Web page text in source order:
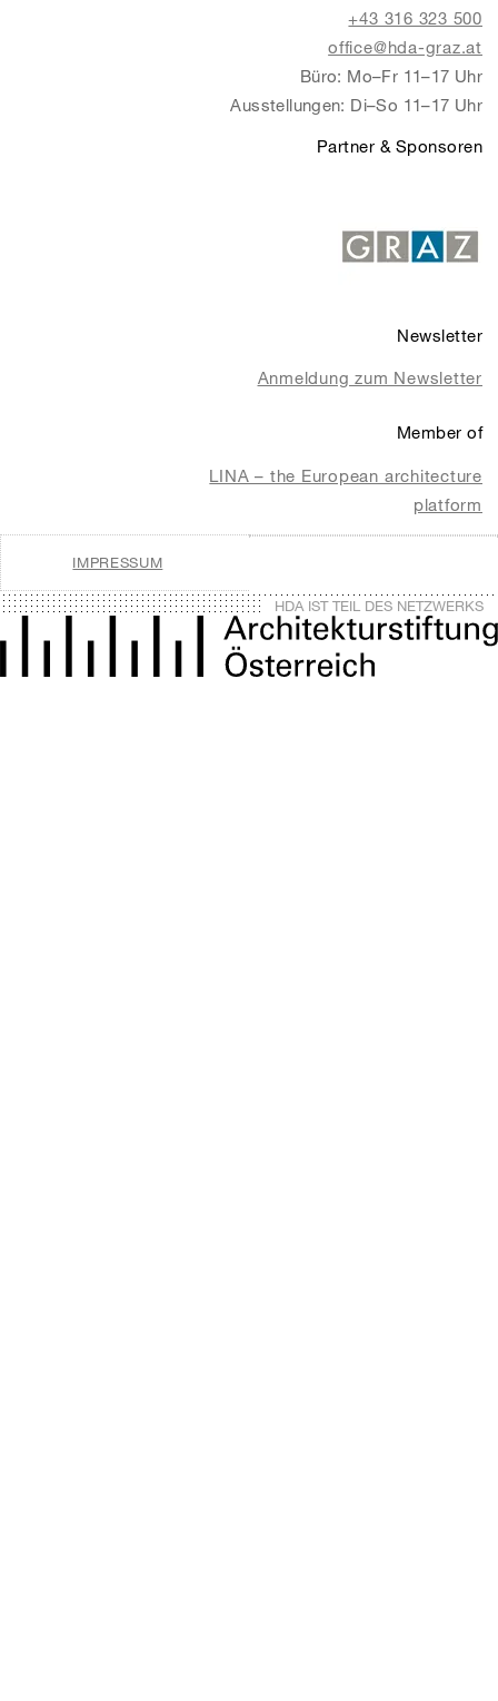
+43 316 323 500
office@hda-graz.at
Büro: Mo–Fr 11–17 Uhr
Ausstellungen: Di–So 11–17 Uhr
Partner & Sponsoren
Newsletter
Anmeldung zum Newsletter
Member of
LINA – the European architecture
platform
IMPRESSUM
HDA IST TEIL DES NETZWERKS